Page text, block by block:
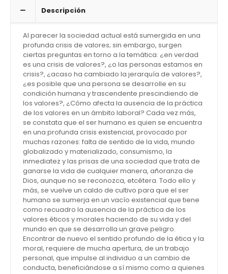
Descripción
Al parecer la sociedad actual está sumergida en una
profunda crisis de valores; sin embargo, surgen
ciertas preguntas en torno a la temática: ¿en verdad
es una crisis de valores?, ¿o las personas estamos en
crisis?, ¿acaso ha cambiado la jerarquía de valores?,
¿es posible que una persona se desarrolle en su
condición humana y trascendente prescindiendo de
los valores?, ¿Cómo afecta la ausencia de la práctica
de los valores en un ámbito laboral? Cada vez más,
se constata que el ser humano es quien se encuentra
en una profunda crisis existencial, provocado por
muchas razones: falta de sentido de la vida, mundo
globalizado y materializado, consumismo, la
inmediatez y las prisas de una sociedad que trata de
ganarse la vida de cualquier manera, añoranza de
Dios, aunque no se reconozca, etcétera. Todo ello y
más, se vuelve un caldo de cultivo para que el ser
humano se sumerja en un vacío existencial que tiene
como recuadro la ausencia de la práctica de los
valores éticos y morales haciendo de su vida y del
mundo en que se desarrolla un grave peligro.
Encontrar de nuevo el sentido profundo de la ética y la
moral, requiere de mucha apertura, de un trabajo
personal, que impulse al individuo a un cambio de
conducta, beneficiándose a sí mismo como a quienes